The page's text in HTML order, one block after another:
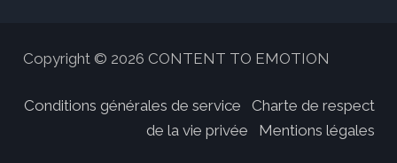
Copyright © 2026 CONTENT TO EMOTION
Conditions générales de service
Charte de respect
de la vie privée
Mentions légales